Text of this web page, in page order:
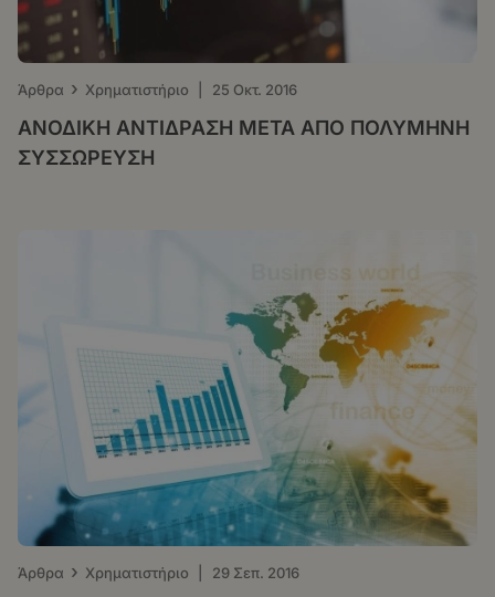
Άρθρα › Χρηματιστήριο 25 Οκτ. 2016
ΑΝΟΔΙΚΗ ΑΝΤΙΔΡΑΣΗ ΜΕΤΑ ΑΠΟ ΠΟΛΥΜΗΝΗ
ΣΥΣΣΩΡΕΥΣΗ
Άρθρα › Χρηματιστήριο 29 Σεπ. 2016